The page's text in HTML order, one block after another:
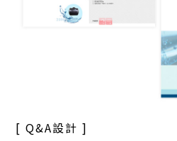
[ Q&A設計 ]